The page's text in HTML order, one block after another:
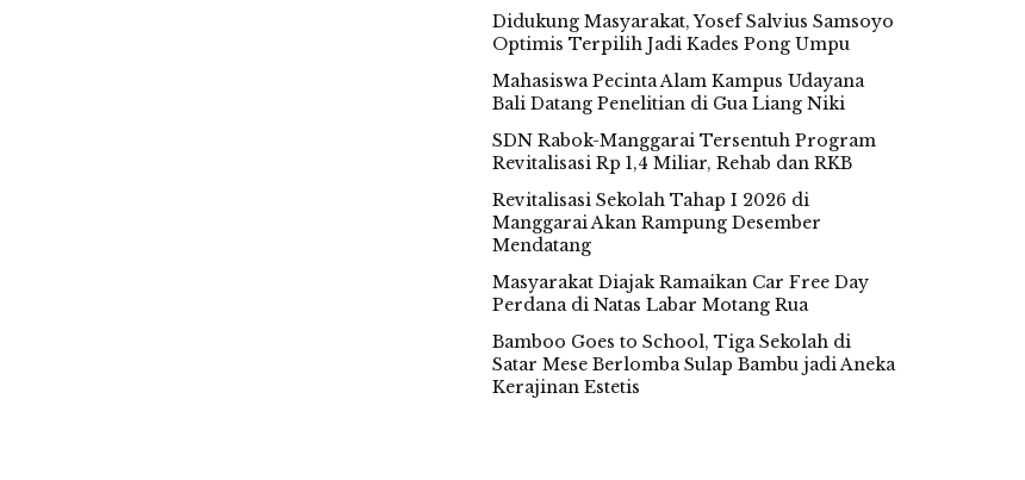
Didukung Masyarakat, Yosef Salvius Samsoyo
Optimis Terpilih Jadi Kades Pong Umpu
Mahasiswa Pecinta Alam Kampus Udayana
Bali Datang Penelitian di Gua Liang Niki
SDN Rabok-Manggarai Tersentuh Program
Revitalisasi Rp 1,4 Miliar, Rehab dan RKB
Revitalisasi Sekolah Tahap I 2026 di
Manggarai Akan Rampung Desember
Mendatang
Masyarakat Diajak Ramaikan Car Free Day
Perdana di Natas Labar Motang Rua
Bamboo Goes to School, Tiga Sekolah di
Satar Mese Berlomba Sulap Bambu jadi Aneka
Kerajinan Estetis